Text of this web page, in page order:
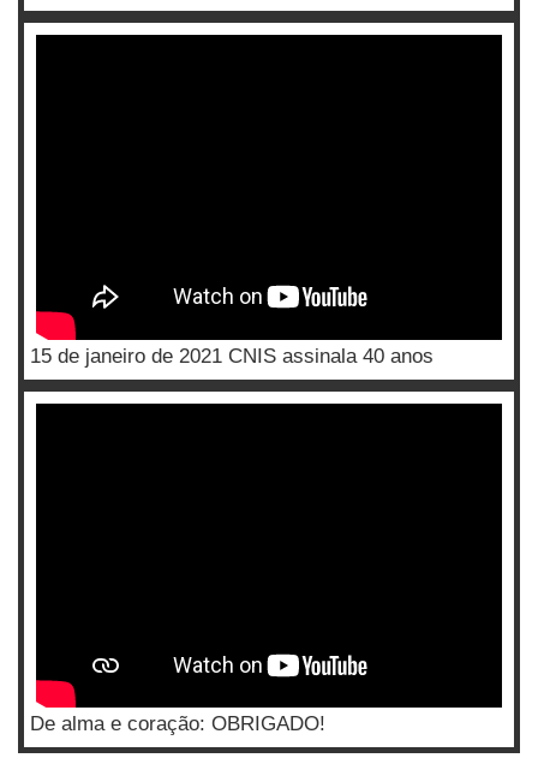
15 de janeiro de 2021 CNIS assinala 40 anos
De alma e coração: OBRIGADO!